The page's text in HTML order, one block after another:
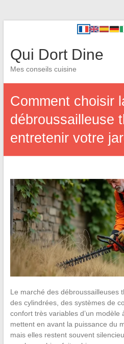
Qui Dort Dine
Mes conseils cuisine
Comment choisir
débroussailleuse
entretenir votre
Le marché des débroussailleuses
des cylindrées, des systèmes de
confort très variables d’un modèle
mettent en avant la puissance du
mais elles restent souvent